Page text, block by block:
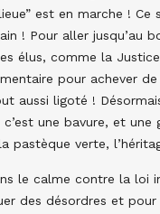
est en marche ! Ce
! Pour aller jusqu’au
élus, comme la
pour achever
aussi ligoté !
une bavure, et
pastèque verte,
le calme contre la loi
des désordres et pour